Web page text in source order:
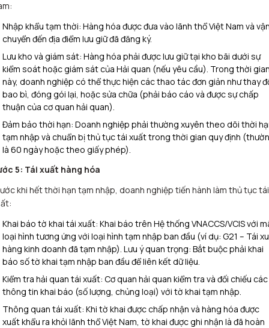
Nhập khẩu tạm thời: Hàng hóa được đưa vào lãnh thổ Việt Nam và
chuyển đến địa điểm lưu giữ đã đăng ký.
Lưu kho và giám sát: Hàng hóa phải được lưu giữ tại kho bãi dưới sự
kiểm soát hoặc giám sát của Hải quan (nếu yêu cầu). Trong thời
này, doanh nghiệp có thể thực hiện các thao tác đơn giản như thay
bao bì, đóng gói lại, hoặc sửa chữa (phải báo cáo và được sự chấp
thuận của cơ quan hải quan).
Đảm bảo thời hạn: Doanh nghiệp phải thường xuyên theo dõi thời
tạm nhập và chuẩn bị thủ tục tái xuất trong thời gian quy định
là 60 ngày hoặc theo giấy phép).
5: Tái xuất hàng hóa
khi hết thời hạn tạm nhập, doanh nghiệp tiến hành làm thủ tục tái
Khai báo tờ khai tái xuất: Khai báo trên Hệ thống VNACCS/VCIS với
loại hình tương ứng với loại hình tạm nhập ban đầu (ví dụ: G21 – Tái
hàng kinh doanh đã tạm nhập). Lưu ý quan trọng: Bắt buộc phải khai
báo số tờ khai tạm nhập ban đầu để liên kết dữ liệu.
Kiểm tra hải quan tái xuất: Cơ quan hải quan kiểm tra và đối chiếu các
thông tin khai báo (số lượng, chủng loại) với tờ khai tạm nhập.
Thông quan tái xuất: Khi tờ khai được chấp nhận và hàng hóa được
xuất khẩu ra khỏi lãnh thổ Việt Nam, tờ khai được ghi nhận là đã hoàn